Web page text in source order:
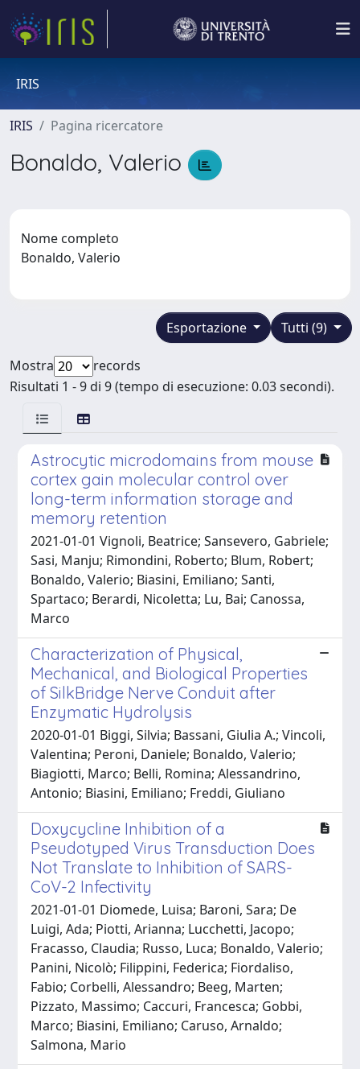
IRIS
IRIS Pagina ricercatore
Bonaldo, Valerio
Nome completo
Bonaldo, Valerio
Tutti (9)
Esportazione
Mostra
records
Risultati 1 - 9 di 9 (tempo di esecuzione: 0.03 secondi).
Astrocytic microdomains from mouse
cortex gain molecular control over
long-term information storage and
memory retention
2021-01-01 Vignoli, Beatrice; Sansevero, Gabriele;
Sasi, Manju; Rimondini, Roberto; Blum, Robert;
Bonaldo, Valerio; Biasini, Emiliano; Santi,
Spartaco; Berardi, Nicoletta; Lu, Bai; Canossa,
Marco
Characterization of Physical,
Mechanical, and Biological Properties
of SilkBridge Nerve Conduit after
Enzymatic Hydrolysis
2020-01-01 Biggi, Silvia; Bassani, Giulia A.; Vincoli,
Valentina; Peroni, Daniele; Bonaldo, Valerio;
Biagiotti, Marco; Belli, Romina; Alessandrino,
Antonio; Biasini, Emiliano; Freddi, Giuliano
Doxycycline Inhibition of a
Pseudotyped Virus Transduction Does
Not Translate to Inhibition of SARS-
CoV-2 Infectivity
2021-01-01 Diomede, Luisa; Baroni, Sara; De
Luigi, Ada; Piotti, Arianna; Lucchetti, Jacopo;
Fracasso, Claudia; Russo, Luca; Bonaldo, Valerio;
Panini, Nicolò; Filippini, Federica; Fiordaliso,
Fabio; Corbelli, Alessandro; Beeg, Marten;
Pizzato, Massimo; Caccuri, Francesca; Gobbi,
Marco; Biasini, Emiliano; Caruso, Arnaldo;
Salmona, Mario